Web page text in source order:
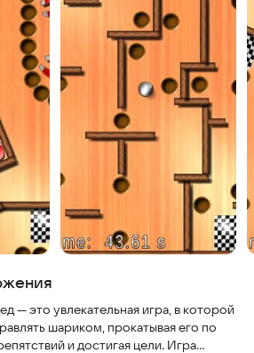
— это увлекательная игра, в которой
шариком, прокатывая его по
и достигая цели. Игра